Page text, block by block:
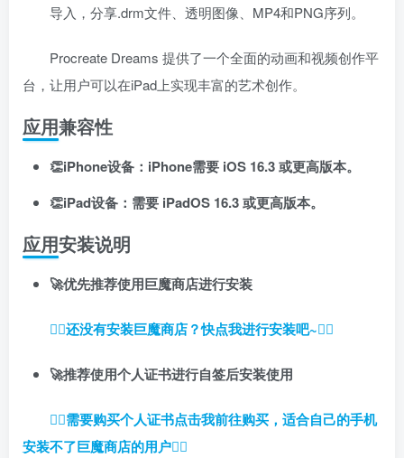
导入，分享.drm文件、透明图像、MP4和PNG序列。
Procreate Dreams 提供了一个全面的动画和视频创作平
台，让用户可以在iPad上实现丰富的艺术创作。
应用兼容性
👏iPhone设备：iPhone需要 iOS 16.3 或更高版本。
👏iPad设备：需要 iPadOS 16.3 或更高版本。
应用安装说明
🚀优先推荐使用巨魔商店进行安装
👉🏼还没有安装巨魔商店？快点我进行安装吧~👈🏼
🚀推荐使用个人证书进行自签后安装使用
👉🏼需要购买个人证书点击我前往购买，适合自己的手机
安装不了巨魔商店的用户👈🏼